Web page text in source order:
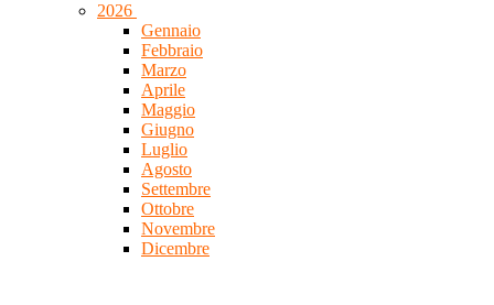
2026
Gennaio
Febbraio
Marzo
Aprile
Maggio
Giugno
Luglio
Agosto
Settembre
Ottobre
Novembre
Dicembre